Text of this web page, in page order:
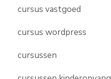
cursus vastgoed
cursus wordpress
cursussen